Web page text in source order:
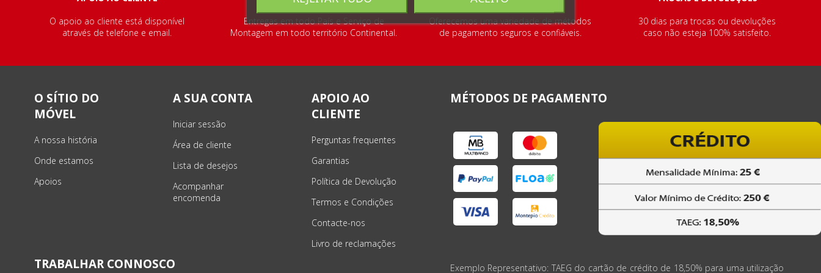
O apoio ao cliente está disponível
através de telefone e email.
Entregas em todo País e Serviço de
Montagem em todo território Continental.
Oferecemos uma variedade de métodos
de pagamento seguros e confiáveis.
30 dias para trocas ou devoluções
caso não esteja 100% satisfeito.
O SÍTIO DO
MÓVEL
A nossa história
Onde estamos
Apoios
A SUA CONTA
Iniciar sessão
Área de cliente
Lista de desejos
Acompanhar
encomenda
APOIO AO
CLIENTE
Perguntas frequentes
Garantias
Política de Devolução
Termos e Condições
Contacte-nos
Livro de reclamações
MÉTODOS DE PAGAMENTO
TRABALHAR CONNOSCO Exemplo Representativo: TAEG do cartão de crédito de 18,50% para uma utilização